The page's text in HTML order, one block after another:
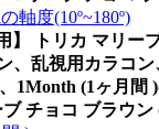
軸度(10º~180º)
】 トリカ マリー
、乱視用カラコ
1Month (1ヶ月間 )
ブ チョコ ブラウ